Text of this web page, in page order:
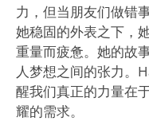
力，但当朋友们做错
她稳固的外表之下，
重量而疲惫。她的故
人梦想之间的张力。
醒我们真正的力量在
耀的需求。